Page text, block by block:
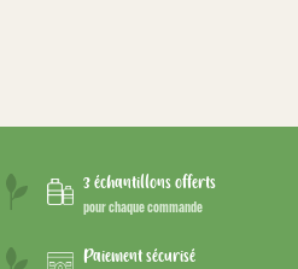
3 échantillons offerts
pour chaque commande
Paiement sécurisé